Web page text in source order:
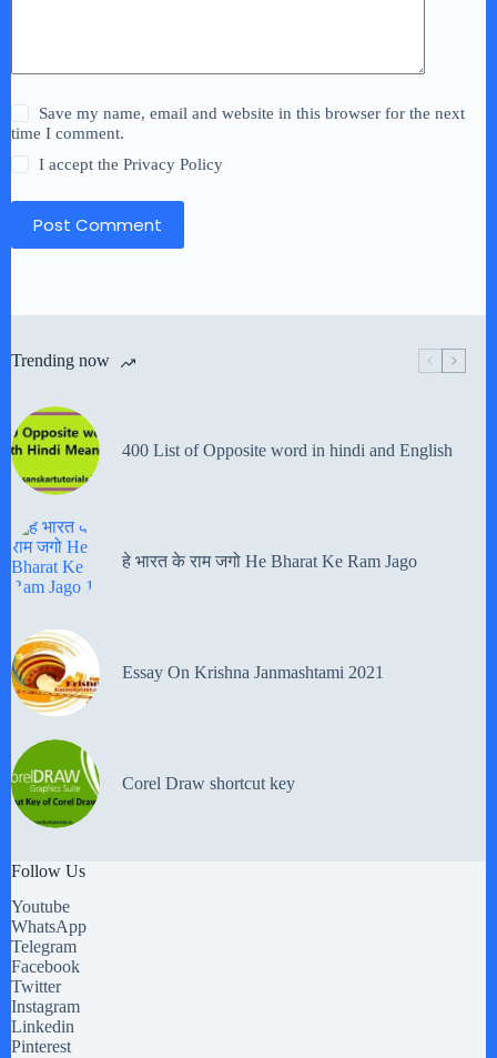
Save my name, email and website in this browser for the next
time I comment.
I accept thePrivacy Policy
Post Comment
Trending now
400 List of Opposite word in hindi and English
हे भारत के राम जगो He Bharat Ke Ram Jago
Essay On Krishna Janmashtami 2021
Corel Draw shortcut key
Follow Us
Youtube
WhatsApp
Telegram
Facebook
Twitter
Instagram
Linkedin
Pinterest